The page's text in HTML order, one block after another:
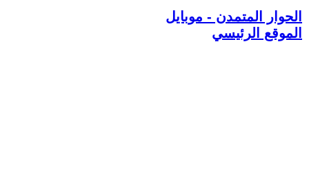
الحوار المتمدن - موبايل
الموقع الرئيسي